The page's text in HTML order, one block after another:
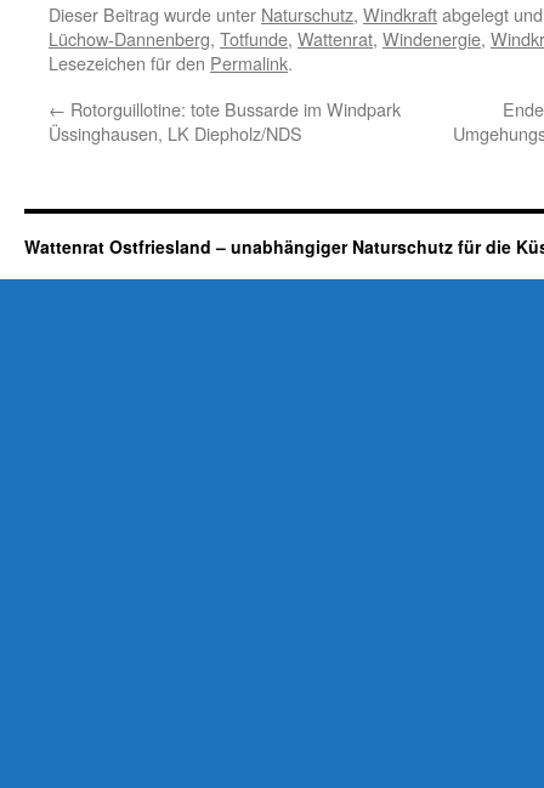
Dieser Beitrag wurde unter Naturschutz, Windkraftabgelegt
Lüchow-Dannenberg, Totfunde, Wattenrat, Windenergie,
Lesezeichen für den Permalink.
← Rotorguillotine: tote Bussarde im Windpark
Üssinghausen, LK Diepholz/NDS
Wattenrat Ostfriesland – unabhängiger Naturschutz für die